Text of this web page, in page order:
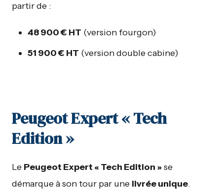
partir de :
48 900 € HT (version fourgon)
51 900 € HT (version double cabine)
Peugeot Expert « Tech
Edition »
Le Peugeot Expert « Tech Edition »se
démarque à son tour par une livrée unique.